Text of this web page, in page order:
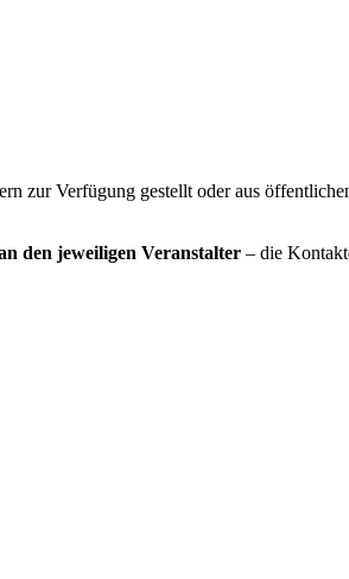
zur Verfügung gestellt oder aus
den jeweiligen Veranstalter – die